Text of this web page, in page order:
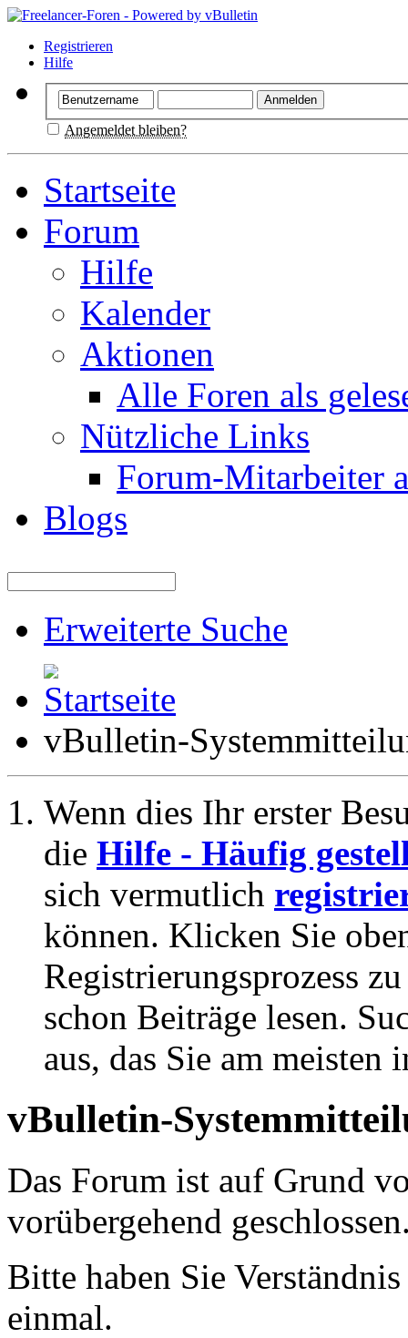
Registrieren
Hilfe
Angemeldet bleiben?
Startseite
Forum
Hilfe
Kalender
Aktionen
Alle Foren als
Nützliche Links
Forum-Mitarbeiter
Blogs
Erweiterte Suche
vBulletin-
Wenn dies Ihr erster
die Hilfe - Häufig
sich vermutlich
können. Klicken Sie
Registrierungsprozess
schon Beiträge lesen.
aus, das Sie am meisten
vBulletin-
Das Forum ist auf Grund
vorübergehend
Bitte haben Sie
einmal.